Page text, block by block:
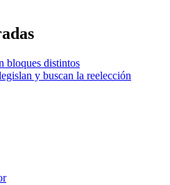
bloques distintos
y buscan la reelección